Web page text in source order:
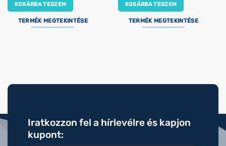
KOSÁRBA TESZEM
TERMÉK MEGTEKINTÉSE
KOSÁRBA TESZEM
TERMÉK MEGTEKINTÉSE
Iratkozzon fel a hírlevélre és kapjon
kupont: